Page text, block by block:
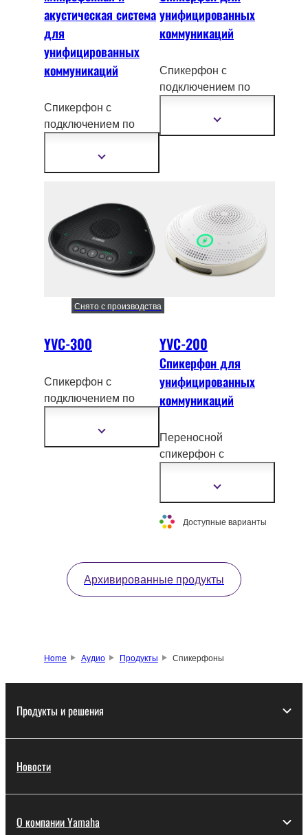
акустическая система
для
унифицированных
коммуникаций
Спикерфон с
подключением по
переговорных комнат
Показать
унифицированных
коммуникаций
Спикерфон с
подключением по
ткрытого
типа и конференц-
Показать
YVC-300
Снято с производства
Спикерфон с
подключением по
роведения
переговоров
Показать
YVC-200
Спикерфон для
унифицированных
коммуникаций
Переносной
спикерфон с
USB и BluetoothПоказать
Доступные варианты
Архивированные продукты
Home Аудио Продукты Спикерфоны
Продукты и решения
Новости
О компании Yamaha